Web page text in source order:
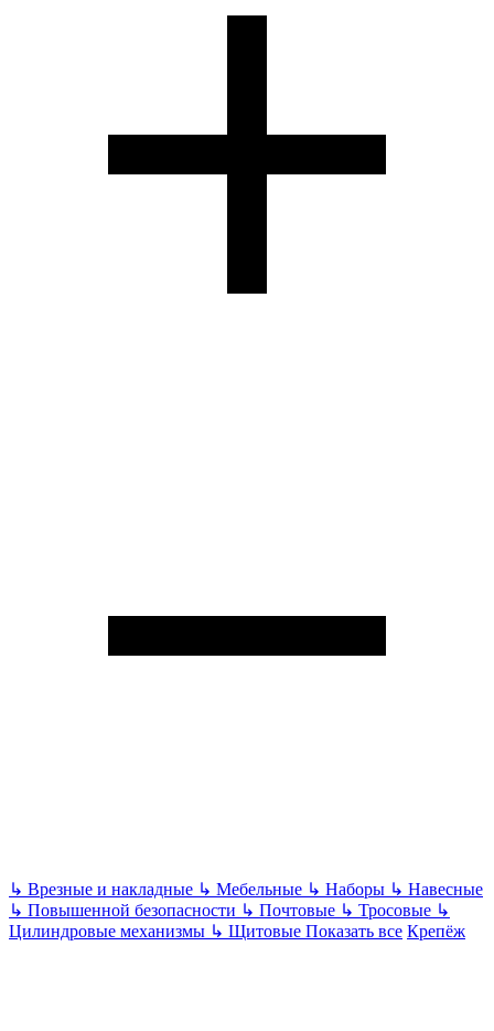
↳ Врезные и накладные ↳ Мебельные ↳ Наборы ↳ Навесные
↳ Повышенной безопасности ↳ Почтовые ↳ Тросовые ↳
Цилиндровые механизмы ↳ Щитовые Показать все Крепёж